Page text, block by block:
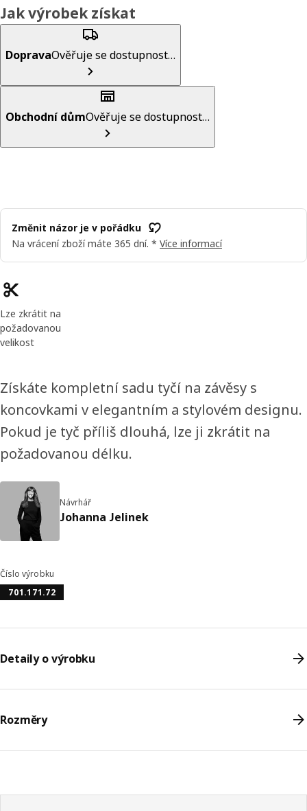
Jak výrobek získat
DopravaOvěřuje se dostupnost…
Obchodní důmOvěřuje se dostupnost…
Změnit názor je v pořádku
Na vrácení zboží máte 365 dní. * Více informací
Vlastnosti výrobku
Lze zkrátit na
požadovanou
velikost
Získáte kompletní sadu tyčí na závěsy s
koncovkami v elegantním a stylovém designu.
Pokud je tyč příliš dlouhá, lze ji zkrátit na
požadovanou délku.
Návrhář
Johanna Jelinek
Číslo výrobku
701.171.72
Detaily o výrobku
Rozměry